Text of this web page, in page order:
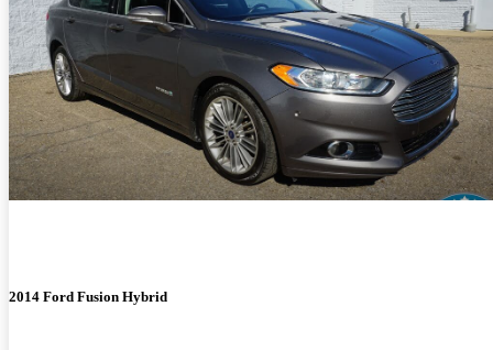
2014 Ford Fusion Hybrid